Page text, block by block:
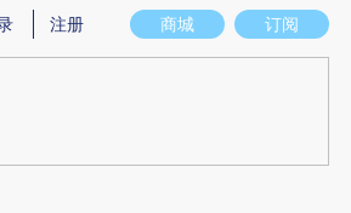
意图存在偏差。不代表财新观点和立场。推荐点击
商城 订阅
注册